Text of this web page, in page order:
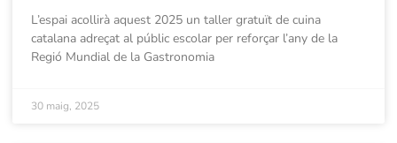
L’espai acollirà aquest 2025 un taller gratuït de cuina
catalana adreçat al públic escolar per reforçar l’any de la
Regió Mundial de la Gastronomia
30 maig, 2025